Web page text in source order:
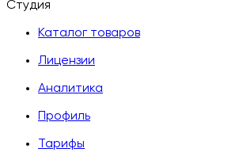
Студия
Каталог товаров
Лицензии
Аналитика
Профиль
Тарифы